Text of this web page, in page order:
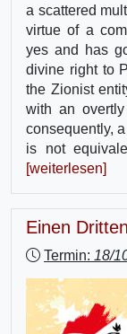
a scattered
virtue of a
yes and has
divine right to
the Zionist
with an
consequently,
is not
[weiterlesen]
Einen
Termin: 18/